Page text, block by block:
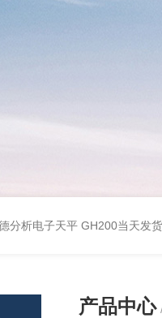
分析电子天平 GH200当天发
产品中心